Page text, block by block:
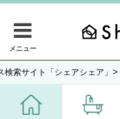
メニュー
検索サイト「シェアシェア」 >